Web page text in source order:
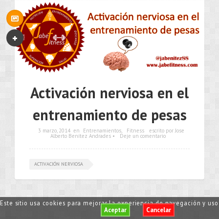
Activación nerviosa en el
entrenamiento de pesas
3 marzo, 2014 en Entrenamientos Fitness escrito por Jose
Alberto Benítez Andrades • Deje un comentario
ACTIVACIÓN NERVIOSA
Este sitio usa cookies para mejorar la experiencia de navegación y
Aceptar Cancelar